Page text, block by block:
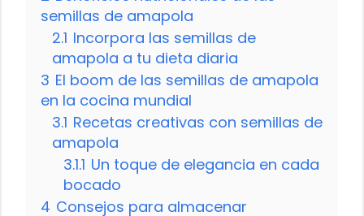
semillas de amapola
2.1 Incorpora las semillas de
amapola a tu dieta diaria
3 El boom de las semillas de amapola
en la cocina mundial
3.1 Recetas creativas con semillas de
amapola
3.1.1 Un toque de elegancia en cada
bocado
4 Consejos para almacenar